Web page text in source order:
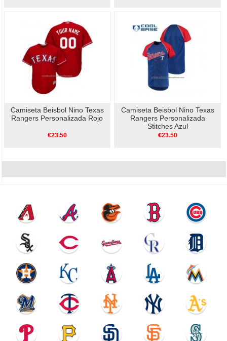
Camiseta Beisbol Nino Texas
Rangers Personalizada Rojo
€23.50
Camiseta Beisbol Nino Texas
Rangers Personalizada
Stitches Azul
€23.50